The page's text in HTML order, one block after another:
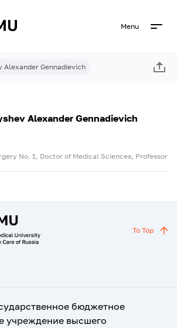
Menu
Alexander Gennadievich
Alexander Gennadievich
No. 1, Doctor of Medical Sciences, Professor
To Top
бюджетное
учреждение высшего